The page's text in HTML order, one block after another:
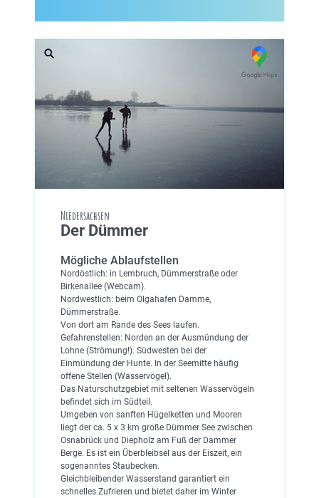
Niedersachsen
Der Dümmer
Mögliche Ablaufstellen
Nordöstlich: in Lembruch, Dümmerstraße oder
Birkenallee (Webcam).
Nordwestlich: beim Olgahafen Damme,
Dümmerstraße.
Von dort am Rande des Sees laufen.
Gefahrenstellen: Norden an der Ausmündung der
Lohne (Strömung!). Südwesten bei der
Einmündung der Hunte. In der Seemitte häufig
offene Stellen (Wasservögel).
Das Naturschutzgebiet mit seltenen Wasservögeln
befindet sich im Südteil.
Umgeben von sanften Hügelketten und Mooren
liegt der ca. 5 x 3 km große Dümmer See zwischen
Osnabrück und Diepholz am Fuß der Dammer
Berge. Es ist ein Überbleibsel aus der Eiszeit, ein
sogenanntes Staubecken.
Gleichbleibender Wasserstand garantiert ein
schnelles Zufrieren und bietet daher im Winter